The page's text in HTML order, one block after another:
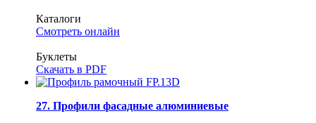
Каталоги
Смотреть онлайн
Буклеты
Скачать в PDF
27. Профили фасадные алюминиевые